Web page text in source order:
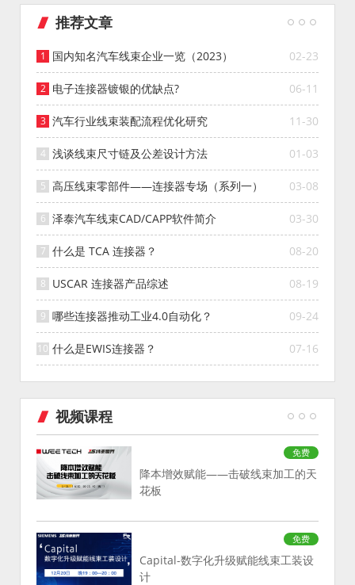
推荐文章
02-23
国内知名汽车线束企业一览（2023）
06-11
电子连接器镀银的优缺点?
11-30
汽车行业线束装配流程优化研究
01-03
浅谈线束尺寸链及公差设计方法
03-08
高压线束零部件——连接器专场（系列一）
03-30
泽泰汽车线束CAD/CAPP软件简介
08-20
什么是 TCA 连接器？
08-19
USCAR 连接器产品综述
09-24
哪些连接器推动工业4.0自动化？
07-16
什么是EWIS连接器？
视频课程
免费
降本增效赋能——击破线束加工的天
花板
免费
Capital-数字化升级赋能线束工装设
计